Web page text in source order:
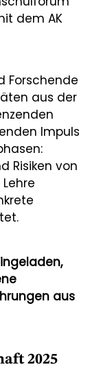
dem AK
Forschende
aus der
Impuls
Risiken von
aus
2025